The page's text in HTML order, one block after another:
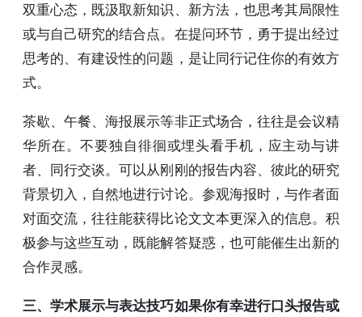
双重心态，既汲取新知识、新方法，也思考其局限性
或与自己研究的结合点。在提问环节，勇于提出经过
思考的、有建设性的问题，是让同行记住你的有效方
式。
茶歇、午餐、海报展示等非正式场合，往往是会议精
华所在。不要独自徘徊或埋头看手机，应主动与讲
者、同行交谈。可以从刚刚的报告内容、彼此的研究
背景切入，自然地进行讨论。参观海报时，与作者面
对面交流，往往能获得比论文文本更深入的信息。积
极参与这些互动，既能解答疑惑，也可能催生出新的
合作灵感。
三、学术展示与表达技巧如果你有幸进行口头报告或